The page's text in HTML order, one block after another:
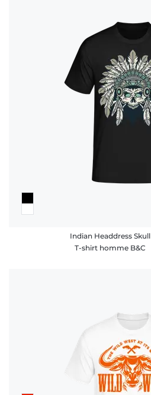
Indian Headdress Skull
T-shirt homme B&C